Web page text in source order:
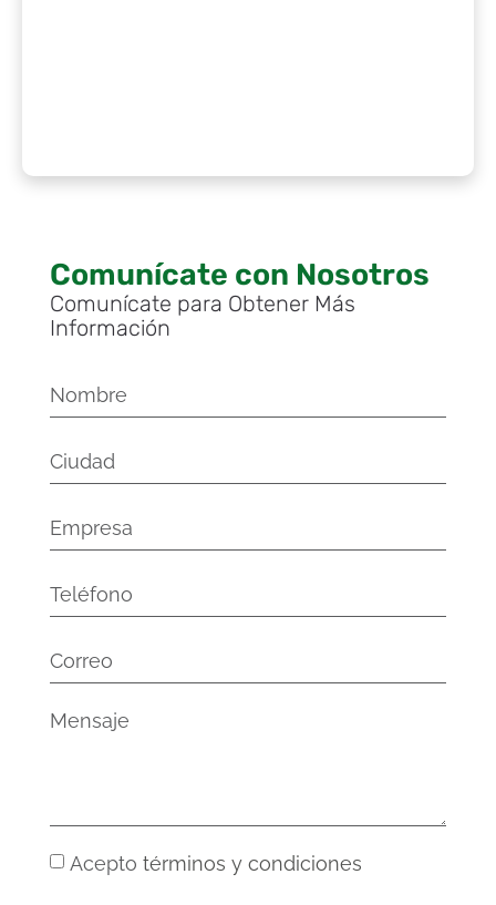
Comunícate con Nosotros
Comunícate para Obtener Más
Información
Acepto términos y condiciones